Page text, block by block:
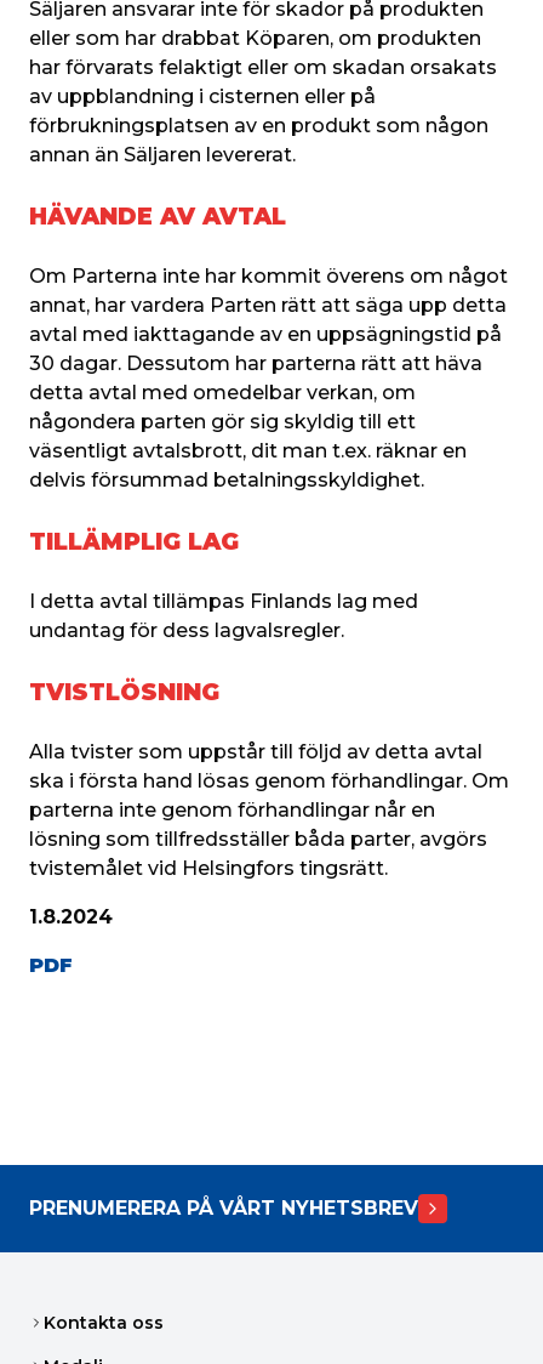
Säljaren ansvarar inte för skador på produkten
eller som har drabbat Köparen, om produkten
har förvarats felaktigt eller om skadan orsakats
av uppblandning i cisternen eller på
förbrukningsplatsen av en produkt som någon
annan än Säljaren levererat.
HÄVANDE AV AVTAL
Om Parterna inte har kommit överens om något
annat, har vardera Parten rätt att säga upp detta
avtal med iakttagande av en uppsägningstid på
30 dagar. Dessutom har parterna rätt att häva
detta avtal med omedelbar verkan, om
någondera parten gör sig skyldig till ett
väsentligt avtalsbrott, dit man t.ex. räknar en
delvis försummad betalningsskyldighet.
TILLÄMPLIG LAG
I detta avtal tillämpas Finlands lag med
undantag för dess lagvalsregler.
TVISTLÖSNING
Alla tvister som uppstår till följd av detta avtal
ska i första hand lösas genom förhandlingar. Om
parterna inte genom förhandlingar når en
lösning som tillfredsställer båda parter, avgörs
tvistemålet vid Helsingfors tingsrätt.
1.8.2024
PDF
PRENUMERERA PÅ VÅRT NYHETSBREV
Kontakta oss